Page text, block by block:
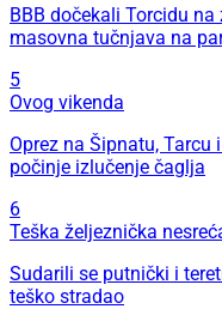
BBB dočekali Torcidu
masovna tučnjava na
5
Ovog vikenda
Oprez na Šipnatu,
počinje izlučenje čaglja
6
Teška željeznička
Sudarili se putnički i
teško stradao